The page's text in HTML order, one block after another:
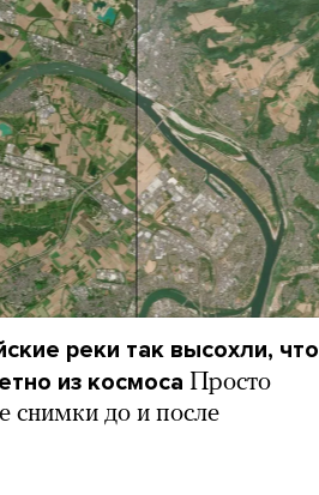
реки так высохли, что
из космоса Просто
снимки до и после